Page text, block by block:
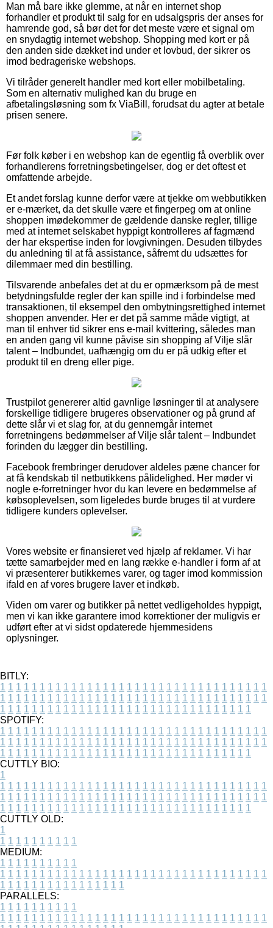
Man må bare ikke glemme, at når en internet shop
forhandler et produkt til salg for en udsalgspris der anses for
hamrende god, så bør det for det meste være et signal om
en snydagtig internet webshop. Shopping med kort er på
den anden side dækket ind under et lovbud, der sikrer os
imod bedrageriske webshops.
Vi tilråder generelt handler med kort eller mobilbetaling.
Som en alternativ mulighed kan du bruge en
afbetalingsløsning som fx ViaBill, forudsat du agter at betale
prisen senere.
Før folk køber i en webshop kan de egentlig få overblik over
forhandlerens forretningsbetingelser, dog er det oftest et
omfattende arbejde.
Et andet forslag kunne derfor være at tjekke om webbutikken
er e-mærket, da det skulle være et fingerpeg om at online
shoppen imødekommer de gældende danske regler, tillige
med at internet selskabet hyppigt kontrolleres af fagmænd
der har ekspertise inden for lovgivningen. Desuden tilbydes
du anledning til at få assistance, såfremt du udsættes for
dilemmaer med din bestilling.
Tilsvarende anbefales det at du er opmærksom på de mest
betydningsfulde regler der kan spille ind i forbindelse med
transaktionen, til eksempel den ombytningsrettighed internet
shoppen anvender. Her er det på samme måde vigtigt, at
man til enhver tid sikrer ens e-mail kvittering, således man
en anden gang vil kunne påvise sin shopping af Vilje slår
talent – Indbundet, uafhængig om du er på udkig efter et
produkt til en dreng eller pige.
Trustpilot genererer altid gavnlige løsninger til at analysere
forskellige tidligere brugeres observationer og på grund af
dette slår vi et slag for, at du gennemgår internet
forretningens bedømmelser af Vilje slår talent – Indbundet
forinden du lægger din bestilling.
Facebook frembringer derudover aldeles pæne chancer for
at få kendskab til netbutikkens pålidelighed. Her møder vi
nogle e-forretninger hvor du kan levere en bedømmelse af
købsoplevelsen, som ligeledes burde bruges til at vurdere
tidligere kunders oplevelser.
Vores website er finansieret ved hjælp af reklamer. Vi har
tætte samarbejder med en lang række e-handler i form af at
vi præsenterer butikkernes varer, og tager imod kommission
ifald en af vores brugere laver et indkøb.
Viden om varer og butikker på nettet vedligeholdes hyppigt,
men vi kan ikke garantere imod korrektioner der muligvis er
udført efter at vi sidst opdaterede hjemmesidens
oplysninger.
BITLY:
1 1 1 1 1 1 1 1 1 1 1 1 1 1 1 1 1 1 1 1 1 1 1 1 1 1 1 1 1 1 1 1 1 1
1 1 1 1 1 1 1 1 1 1 1 1 1 1 1 1 1 1 1 1 1 1 1 1 1 1 1 1 1 1 1 1 1 1
1 1 1 1 1 1 1 1 1 1 1 1 1 1 1 1 1 1 1 1 1 1 1 1 1 1 1 1 1 1 1 1
SPOTIFY:
1 1 1 1 1 1 1 1 1 1 1 1 1 1 1 1 1 1 1 1 1 1 1 1 1 1 1 1 1 1 1 1 1 1
1 1 1 1 1 1 1 1 1 1 1 1 1 1 1 1 1 1 1 1 1 1 1 1 1 1 1 1 1 1 1 1 1 1
1 1 1 1 1 1 1 1 1 1 1 1 1 1 1 1 1 1 1 1 1 1 1 1 1 1 1 1 1 1 1 1
CUTTLY BIO:
1
1 1 1 1 1 1 1 1 1 1 1 1 1 1 1 1 1 1 1 1 1 1 1 1 1 1 1 1 1 1 1 1 1 1
1 1 1 1 1 1 1 1 1 1 1 1 1 1 1 1 1 1 1 1 1 1 1 1 1 1 1 1 1 1 1 1 1 1
1 1 1 1 1 1 1 1 1 1 1 1 1 1 1 1 1 1 1 1 1 1 1 1 1 1 1 1 1 1 1 1
CUTTLY OLD:
1
1 1 1 1 1 1 1 1 1 1
MEDIUM:
1 1 1 1 1 1 1 1 1 1
1 1 1 1 1 1 1 1 1 1 1 1 1 1 1 1 1 1 1 1 1 1 1 1 1 1 1 1 1 1 1 1 1 1
1 1 1 1 1 1 1 1 1 1 1 1 1 1 1 1
PARALLELS:
1 1 1 1 1 1 1 1 1 1
1 1 1 1 1 1 1 1 1 1 1 1 1 1 1 1 1 1 1 1 1 1 1 1 1 1 1 1 1 1 1 1 1 1